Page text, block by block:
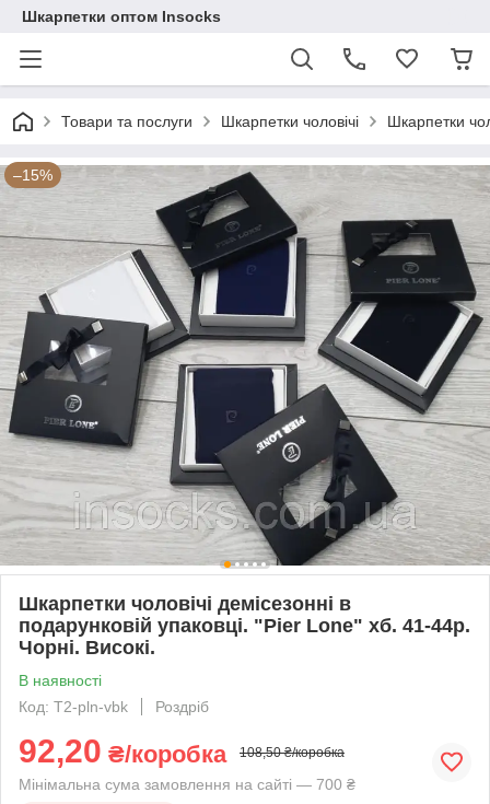
Шкарпетки оптом Insocks
Товари та послуги Шкарпетки чоловічі Шкарпетки
–15%
Шкарпетки чоловічі демісезонні в
подарунковій упаковці. "Pier Lone" хб. 41-44р.
Чорні. Високі.
В наявності
Код: T2-pln-vbk
Роздріб
92,20 ₴/коробка 108,50 ₴/коробка
Мінімальна сума замовлення на сайті — 700 ₴